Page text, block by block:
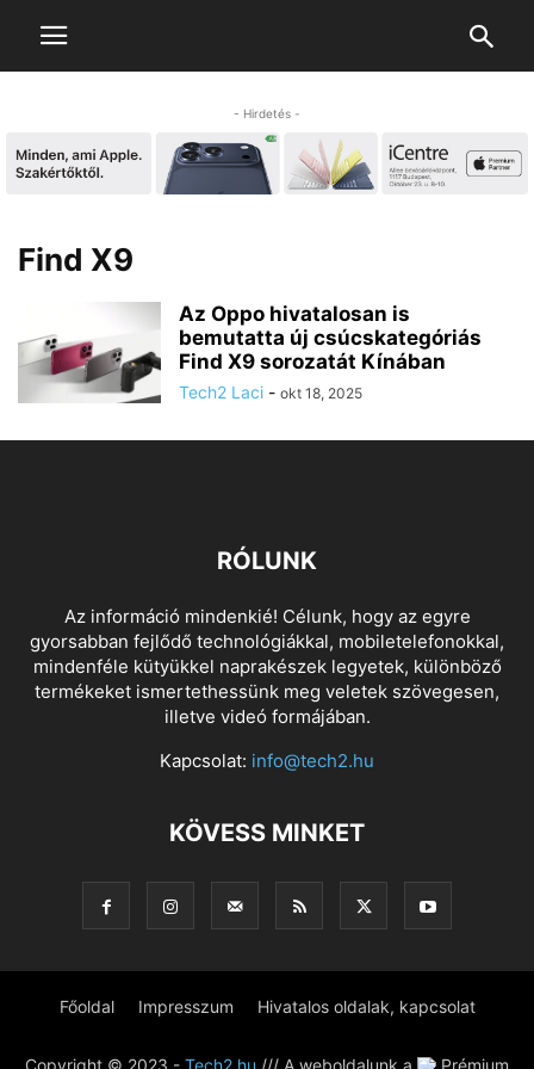
- Hirdetés -
Find X9
Az Oppo hivatalosan is
bemutatta új csúcskategóriás
Find X9 sorozatát Kínában
Tech2 Laci - okt 18, 2025
RÓLUNK
Az információ mindenkié! Célunk, hogy az egyre
gyorsabban fejlődő technológiákkal, mobiletelefonokkal,
mindenféle kütyükkel naprakészek legyetek, különböző
termékeket ismertethessünk meg veletek szövegesen,
illetve videó formájában.
Kapcsolat: info@tech2.hu
KÖVESS MINKET
Főoldal Impresszum Hivatalos oldalak, kapcsolat